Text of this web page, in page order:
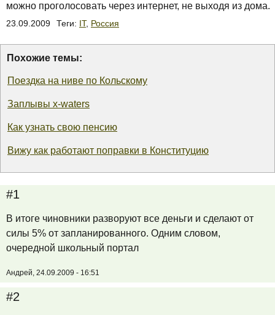
можно проголосовать через интернет, не выходя из дома.
23.09.2009 Теги: IT, Россия
Похожие темы:
Поездка на ниве по Кольскому
Заплывы x-waters
Как узнать свою пенсию
Вижу как работают поправки в Конституцию
#1
В итоге чиновники разворуют все деньги и сделают от
силы 5% от запланированного. Одним словом,
очередной школьный портал
Андрей, 24.09.2009 - 16:51
#2